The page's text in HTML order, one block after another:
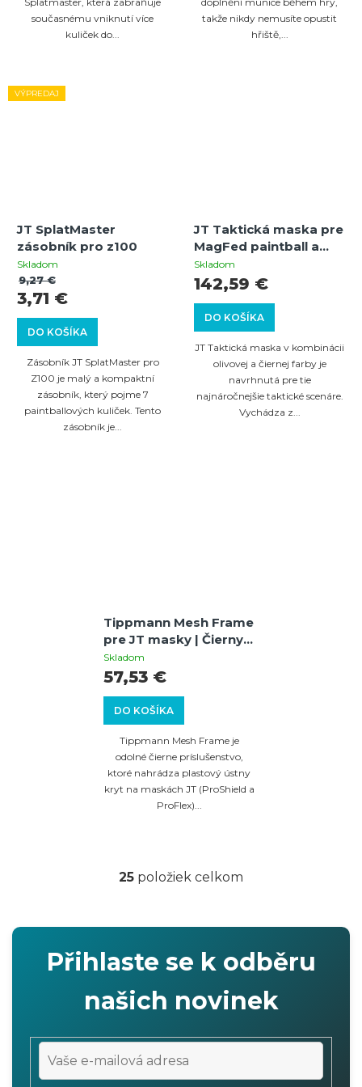
současnému vniknutí více
kuliček do...
takže nikdy nemusíte opustit
hřiště,...
VÝPREDAJ
JT SplatMaster
zásobník pro z100
Skladom
DO KOŠÍKA
3,71 €
9,27 €
Zásobník JT SplatMaster pro
Z100 je malý a kompaktní
zásobník, který pojme 7
paintballových kuliček. Tento
zásobník je...
JT Taktická maska pre
MagFed paintball a
airsoft (olivová/čierna)
s termálnym sklom
Skladom
DO KOŠÍKA
142,59 €
JT Taktická maska v kombinácii
olivovej a čiernej farby je
navrhnutá pre tie
najnáročnejšie taktické scenáre.
Vychádza z...
Tippmann Mesh Frame
pre JT masky | Čierny,
kovová mriežka pre
lepšiu ventiláciu
Skladom
DO KOŠÍKA
57,53 €
Tippmann Mesh Frame je
odolné čierne príslušenstvo,
ktoré nahrádza plastový ústny
kryt na maskách JT (ProShield a
ProFlex)...
O
l
d
a
c
i
e
p
25 položiek celkom
Přihlaste se k odběru
našich novinek